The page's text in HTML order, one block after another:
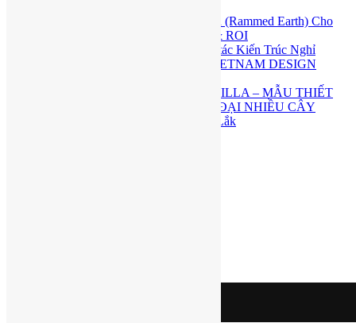
Kỹ Thuật Thi Công Tường Đất Nện (Rammed Earth) Cho
Resort & Villa: Kỹ Thuật, Chi Phí & ROI
SAND DUNE RETREAT – Tuyệt tác Kiến Trúc Nghỉ
Dưỡng Đạt Giải Vàng VMARK VIETNAM DESIGN
THE TERRACOTTA CANOPY VILLA – MẪU THIẾT
KẾ BIỆT THỰ GẠCH ĐỎ HIỆN ĐẠI NHIỀU CÂY
XANH TẠI Buôn Ma Thuột, Đắk Lắk